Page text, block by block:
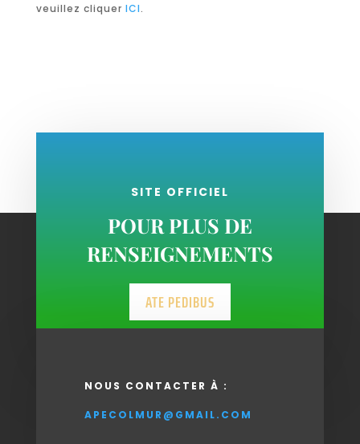
veuillez cliquer ICI.
SITE OFFICIEL
POUR PLUS DE
RENSEIGNEMENTS
ATE PEDIBUS
NOUS CONTACTER À :
APECOLMUR@GMAIL.COM